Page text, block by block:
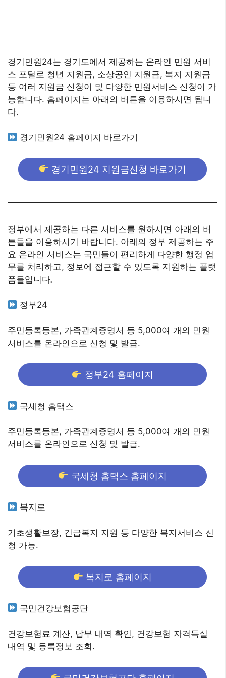
경기민원24는 경기도에서 제공하는 온라인 민원 서비
스 포털로 청년 지원금, 소상공인 지원금, 복지 지원금
등 여러 지원금 신청이 및 다양한 민원서비스 신청이 가
능합니다. 홈페이지는 아래의 버튼을 이용하시면 됩니
다.
경기민원24 홈페이지 바로가기
경기민원24 지원금신청 바로가기
정부에서 제공하는 다른 서비스를 원하시면 아래의 버
튼들을 이용하시기 바랍니다. 아래의 정부 제공하는 주
요 온라인 서비스는 국민들이 편리하게 다양한 행정 업
무를 처리하고, 정보에 접근할 수 있도록 지원하는 플랫
폼들입니다.
정부24
주민등록등본, 가족관계증명서 등 5,000여 개의 민원
서비스를 온라인으로 신청 및 발급.
정부24 홈페이지
국세청 홈택스
주민등록등본, 가족관계증명서 등 5,000여 개의 민원
서비스를 온라인으로 신청 및 발급.
국세청 홈택스 홈페이지
복지로
기초생활보장, 긴급복지 지원 등 다양한 복지서비스 신
청 가능.
복지로 홈페이지
국민건강보험공단
건강보험료 계산, 납부 내역 확인, 건강보험 자격득실
내역 및 등록정보 조회.